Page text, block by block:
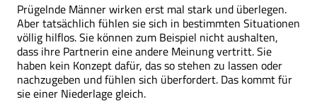
Prügelnde Männer wirken erst mal stark und überlegen.
Aber tatsächlich fühlen sie sich in bestimmten Situationen
völlig hilflos. Sie können zum Beispiel nicht aushalten,
dass ihre Partnerin eine andere Meinung vertritt. Sie
haben kein Konzept dafür, das so stehen zu lassen oder
nachzugeben und fühlen sich überfordert. Das kommt für
sie einer Niederlage gleich.